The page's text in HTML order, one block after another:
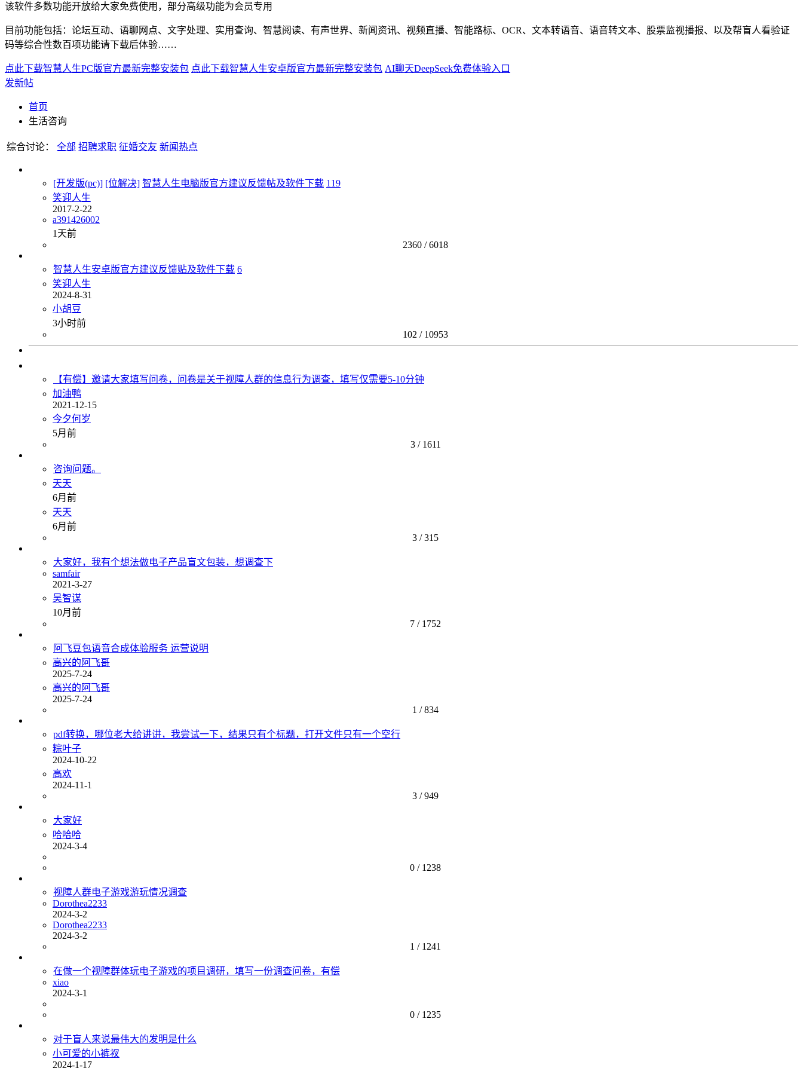
该软件多数功能开放给大家免费使用，部分高级功能为会员专用
目前功能包括：论坛互动、语聊网点、文字处理、实用查询、智慧阅读、有声世界、新闻资讯、视频直播、智能路标、OCR、文本转语音、语音转文本、股票监视播报、以及帮盲人看验证
码等综合性数百项功能请下载后体验……
点此下载智慧人生PC版官方最新完整安装包 点此下载智慧人生安卓版官方最新完整安装包 AI聊天DeepSeek免费体验入口
发新帖
首页
生活咨询
综合讨论： 全部 招聘求职 征婚交友 新闻热点
[开发版(pc)] [位解决] 智慧人生电脑版官方建议反馈帖及软件下载 119
笑迎人生
2017-2-22
a391426002
1天前
2360 /6018
智慧人生安卓版官方建议反馈贴及软件下载 6
笑迎人生
2024-8-31
小胡豆
3小时前
102 / 10953
【有偿】邀请大家填写问卷，问卷是关于视障人群的信息行为调查，填写仅需要5-10分钟
加油鸭
2021-12-15
今夕何岁
5月前
3 / 1611
咨询问题。
天天
6月前
天天
6月前
3 /315
大家好，我有个想法做电子产品盲文包装，想调查下
samfair
2021-3-27
吴智谋
10月前
7 / 1752
阿飞豆包语音合成体验服务 运营说明
高兴的阿飞哥
2025-7-24
高兴的阿飞哥
2025-7-24
1 /834
pdf转换，哪位老大给讲讲，我尝试一下，结果只有个标题，打开文件只有一个空行
粽叶子
2024-10-22
高欢
2024-11-1
3 /949
大家好
哈哈哈
2024-3-4
0 / 1238
视障人群电子游戏游玩情况调查
Dorothea2233
2024-3-2
Dorothea2233
2024-3-2
1 / 1241
在做一个视障群体玩电子游戏的项目调研，填写一份调查问卷，有偿
xiao
2024-3-1
0 / 1235
对于盲人来说最伟大的发明是什么
小可爱的小裤衩
2024-1-17